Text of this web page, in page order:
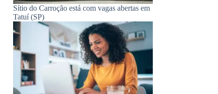
Sítio do Carroção está com vagas abertas em
Tatuí (SP)